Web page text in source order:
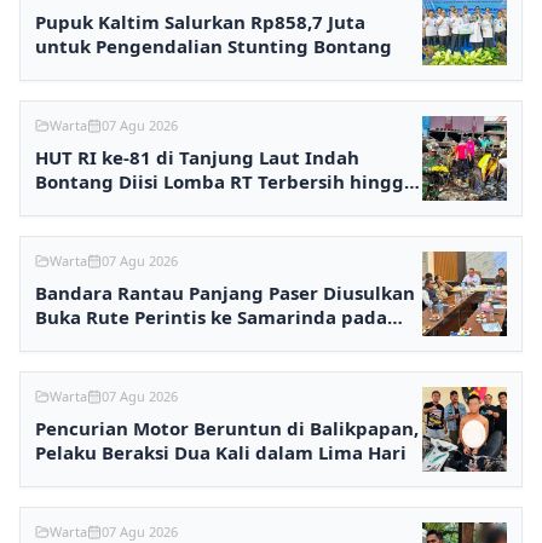
Pupuk Kaltim Salurkan Rp858,7 Juta
untuk Pengendalian Stunting Bontang
Warta 07 Agu 2026
HUT RI ke-81 di Tanjung Laut Indah
Bontang Diisi Lomba RT Terbersih hingga
Warta 07 Agu 2026
Bandara Rantau Panjang Paser Diusulkan
Buka Rute Perintis ke Samarinda pada
Warta 07 Agu 2026
Pencurian Motor Beruntun di Balikpapan,
Pelaku Beraksi Dua Kali dalam Lima Hari
Warta 07 Agu 2026